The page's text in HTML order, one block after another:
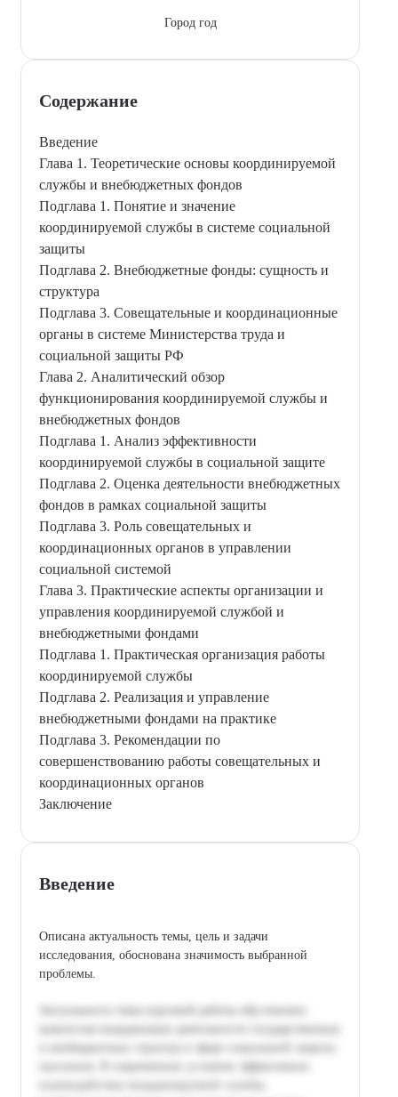
Город год
Содержание
Введение
Глава 1. Теоретические основы координируемой
службы и внебюджетных фондов
Подглава 1. Понятие и значение
координируемой службы в системе социальной
защиты
Подглава 2. Внебюджетные фонды: сущность и
структура
Подглава 3. Совещательные и координационные
органы в системе Министерства труда и
социальной защиты РФ
Глава 2. Аналитический обзор
функционирования координируемой службы и
внебюджетных фондов
Подглава 1. Анализ эффективности
координируемой службы в социальной защите
Подглава 2. Оценка деятельности внебюджетных
фондов в рамках социальной защиты
Подглава 3. Роль совещательных и
координационных органов в управлении
социальной системой
Глава 3. Практические аспекты организации и
управления координируемой службой и
внебюджетными фондами
Подглава 1. Практическая организация работы
координируемой службы
Подглава 2. Реализация и управление
внебюджетными фондами на практике
Подглава 3. Рекомендации по
совершенствованию работы совещательных и
координационных органов
Заключение
Введение
Описана актуальность темы, цель и задачи
исследования, обоснована значимость выбранной
проблемы.